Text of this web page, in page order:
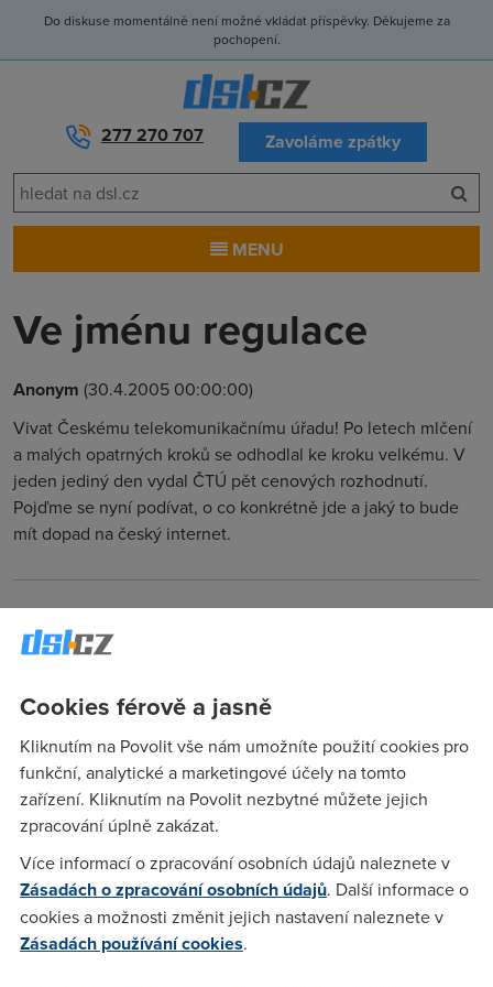
Do diskuse momentálně není možné vkládat příspěvky. Děkujeme za
pochopení.
277 270 707 Zavoláme zpátky
MENU
Ve jménu regulace
Anonym (30.4.2005 00:00:00)
Vivat Českému telekomunikačnímu úřadu! Po letech mlčení
a malých opatrných kroků se odhodlal ke kroku velkému. V
jeden jediný den vydal ČTÚ pět cenových rozhodnutí.
Pojďme se nyní podívat, o co konkrétně jde a jaký to bude
mít dopad na český internet.
Anonym(30.4.2005 08:48:18)
Jistěže na tom prodělá koncový uživatel. Ale to se poslední
jsem použít slovo "debilní") rozhodování státu a jeho
úředníků doplácejí obyčejní lidé, ať už je bereme jako
koncové uživatele služeb nebo jen čistě jako daňové
poplatníky.
Anonym(3.5.2005 07:44:36)
Rozhodnutím Stádníka vzrostl zisk ČT. Kolik procent bere
Stádník za rozhodnutí, je to 10% z ceny (ze zisku) jako
ostatní pražští úředníci, nebo víc?
Cookies férově a jasně
Kliknutím na Povolit vše nám umožníte použití cookies pro
funkční, analytické a marketingové účely na tomto
zařízení. Kliknutím na Povolit nezbytné můžete jejich
zpracování úplně zakázat.
Více informací o zpracování osobních údajů naleznete v
Zásadách o zpracování osobních údajů. Další informace o
cookies a možnosti změnit jejich nastavení naleznete v
Zásadách používání cookies.